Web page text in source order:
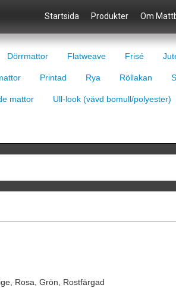
Startsida Produkter Om
Dörrmattor Flatweave Frisé
Printad Rya Röllakan
mattor Ull-look (vävd bomull/polyester)
Rosa, Grön, Rostfärgad